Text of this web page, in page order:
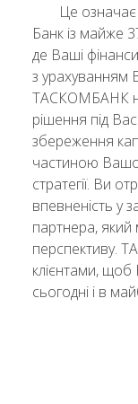
Це означає
Банк із майже
де Ваші
з урахуванням
ТАСКОМБАНК не
рішення під
збереження
частиною
стратегії. Ви
впевненість у
партнера,
перспективу.
клієнтами,
сьогодні і в